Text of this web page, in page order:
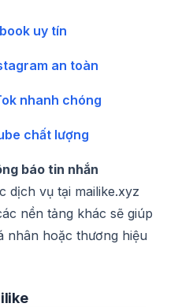
uy tín
an toàn
nhanh chóng
chất lượng
báo tin nhắn
dịch vụ tại mailike.xyz
nền tảng khác sẽ giúp
nhân hoặc thương hiệu